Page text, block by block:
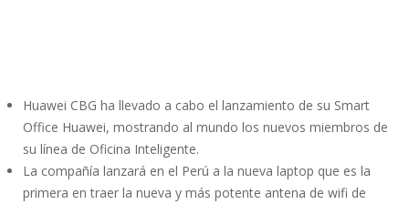
Huawei CBG ha llevado a cabo el lanzamiento de su Smart
Office Huawei, mostrando al mundo los nuevos miembros de
su línea de Oficina Inteligente.
La compañía lanzará en el Perú a la nueva laptop que es la
primera en traer la nueva y más potente antena de wifi de